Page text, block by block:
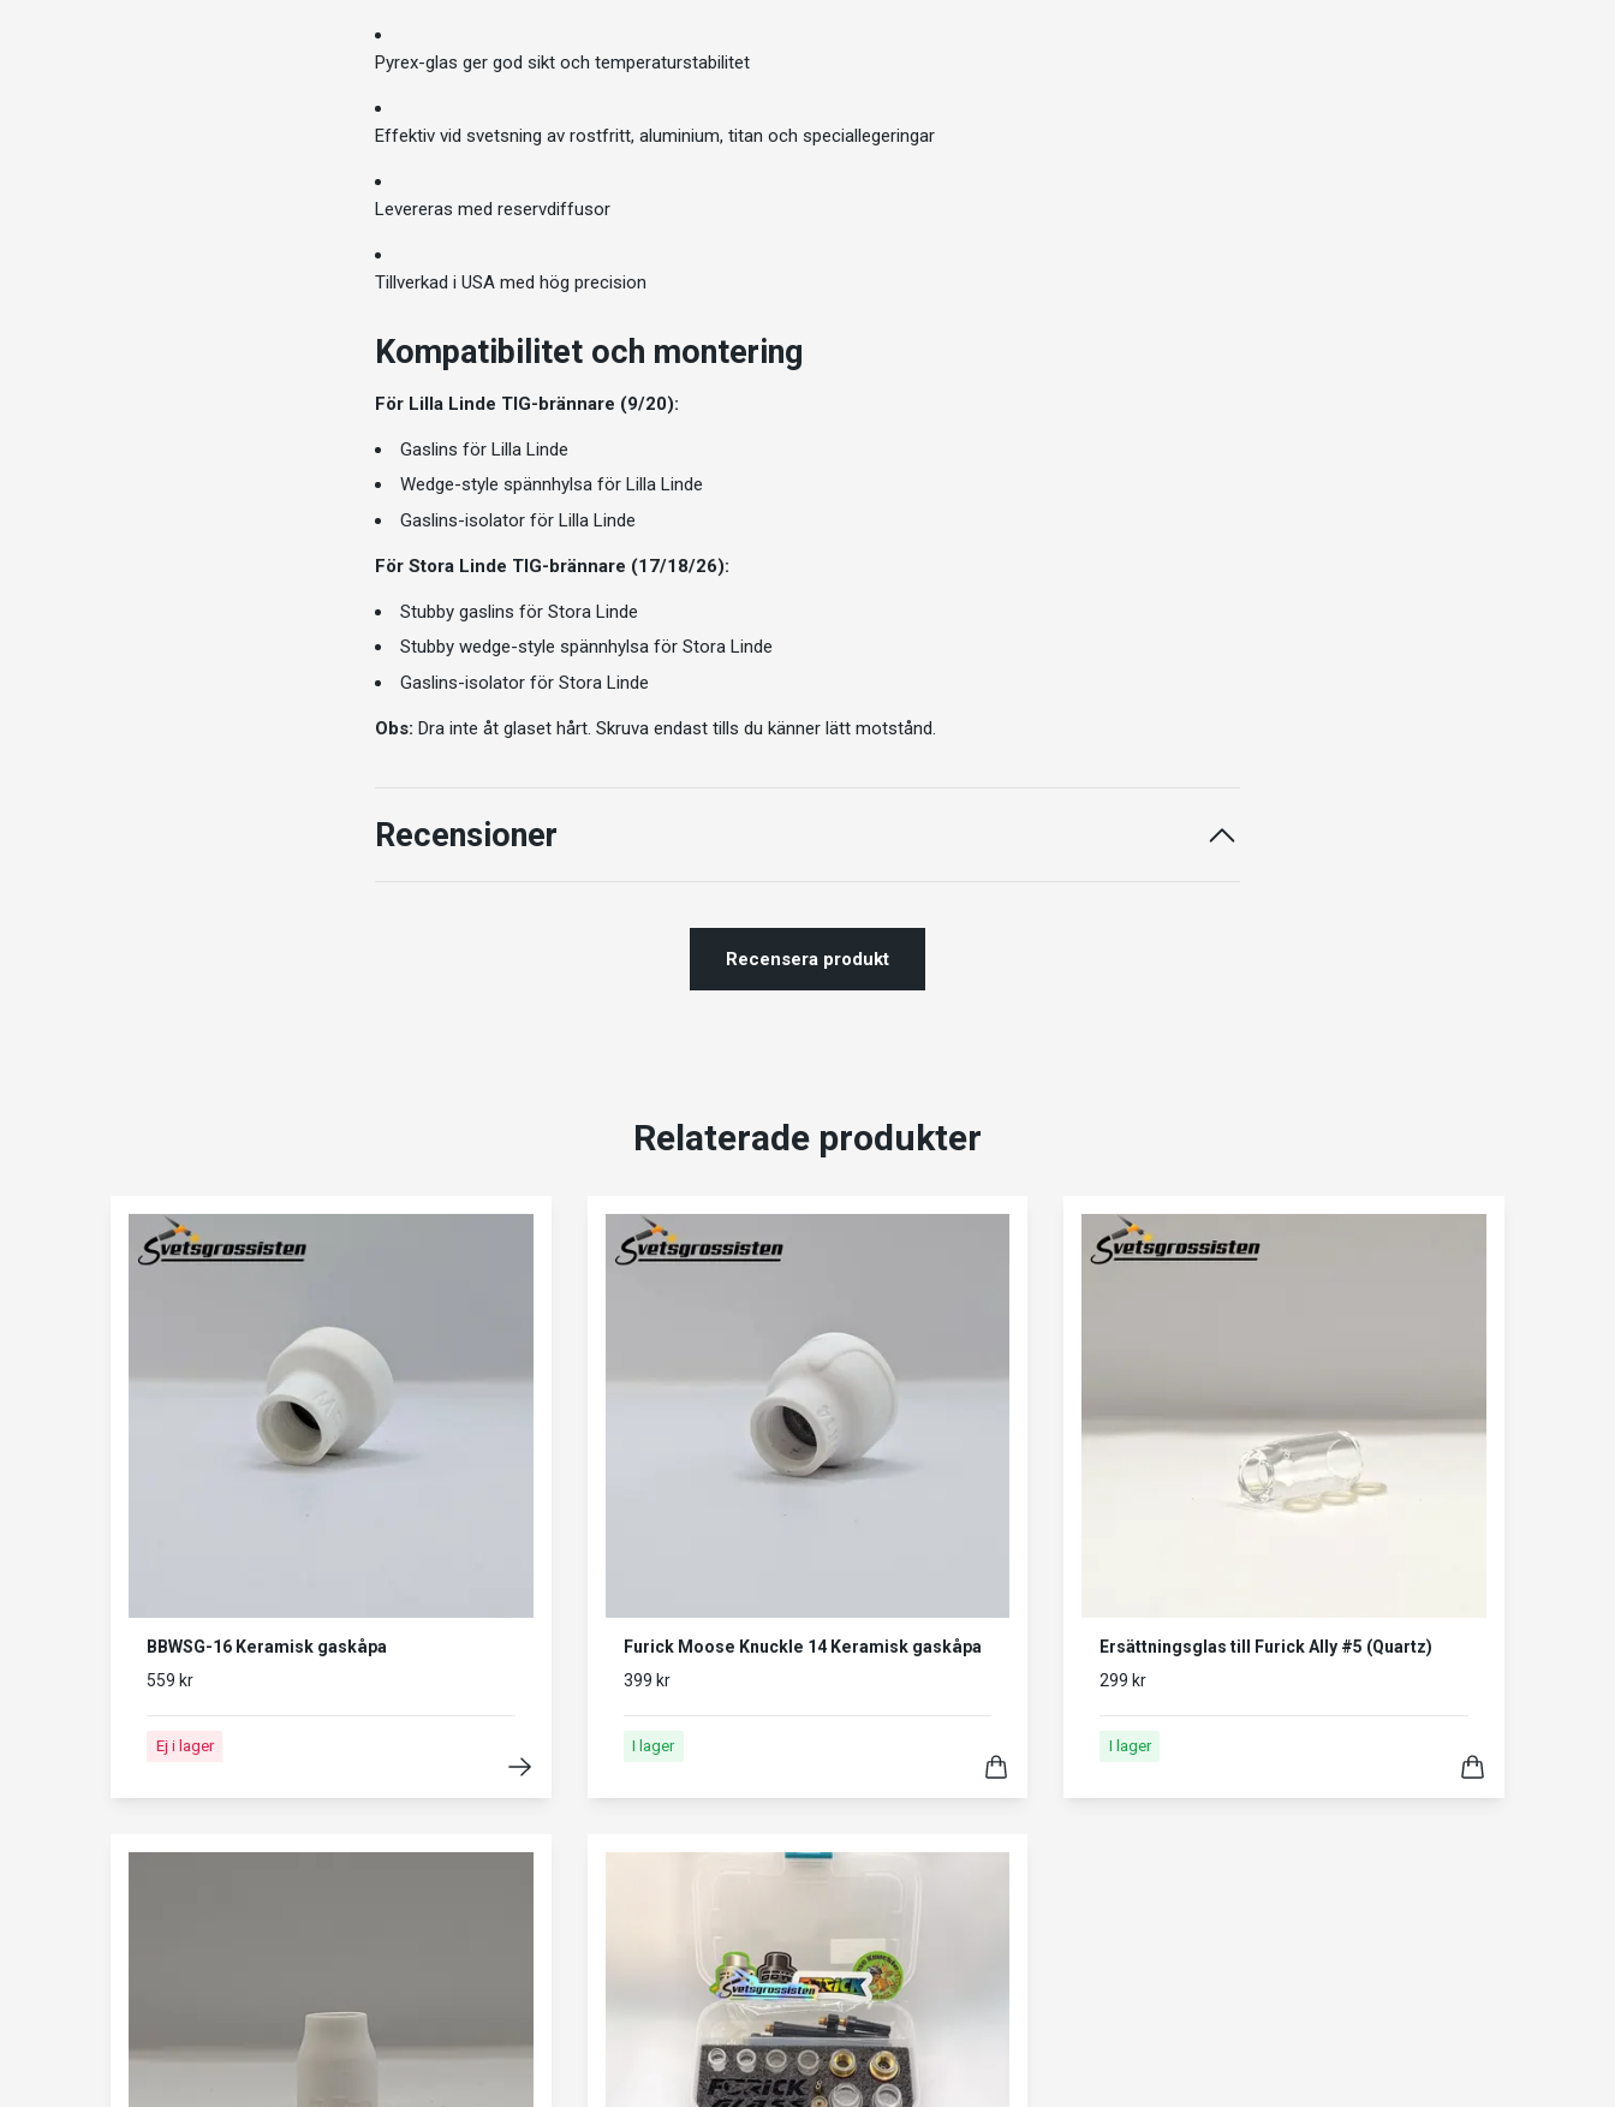
Pyrex-glas ger god sikt och temperaturstabilitet
Effektiv vid svetsning av rostfritt, aluminium, titan och speciallegeringar
Levereras med reservdiffusor
Tillverkad i USA med hög precision
Kompatibilitet och montering
För Lilla Linde TIG-brännare (9/20):
Gaslins för Lilla Linde
Wedge-style spännhylsa för Lilla Linde
Gaslins-isolator för Lilla Linde
För Stora Linde TIG-brännare (17/18/26):
Stubby gaslins för Stora Linde
Stubby wedge-style spännhylsa för Stora Linde
Gaslins-isolator för Stora Linde
Obs: Dra inte åt glaset hårt. Skruva endast tills du känner lätt motstånd.
Recensioner
Recensera produkt
Relaterade produkter
BBWSG-16 Keramisk gaskåpa
559 kr
Ej i lager
Furick Moose Knuckle 14 Keramisk gaskåpa
399 kr
I lager
Ersättningsglas till Furick Ally #5 (Quartz)
299 kr
I lager